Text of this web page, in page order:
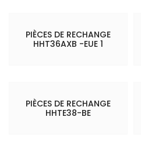
PIÈCES DE RECHANGE
HHT36AXB -EUE 1
PIÈCES DE RECHANGE
HHTE38-BE